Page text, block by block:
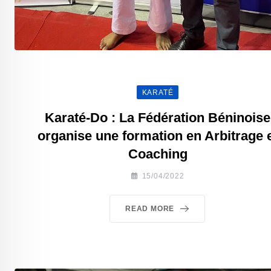
KARATÉ
Karaté-Do : La Fédération Béninoise
organise une formation en Arbitrage
Coaching
15/04/2022
READ MORE